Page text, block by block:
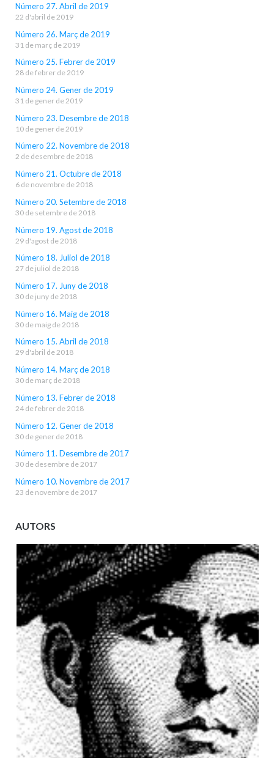
Número 27. Abril de 2019
22 d'abril de 2019
Número 26. Març de 2019
31 de març de 2019
Número 25. Febrer de 2019
28 de febrer de 2019
Número 24. Gener de 2019
31 de gener de 2019
Número 23. Desembre de 2018
10 de gener de 2019
Número 22. Novembre de 2018
2 de desembre de 2018
Número 21. Octubre de 2018
6 de novembre de 2018
Número 20. Setembre de 2018
30 de setembre de 2018
Número 19. Agost de 2018
29 d'agost de 2018
Número 18. Juliol de 2018
27 de juliol de 2018
Número 17. Juny de 2018
30 de juny de 2018
Número 16. Maig de 2018
30 de maig de 2018
Número 15. Abril de 2018
29 d'abril de 2018
Número 14. Març de 2018
30 de març de 2018
Número 13. Febrer de 2018
24 de febrer de 2018
Número 12. Gener de 2018
30 de gener de 2018
Número 11. Desembre de 2017
30 de desembre de 2017
Número 10. Novembre de 2017
23 de novembre de 2017
AUTORS